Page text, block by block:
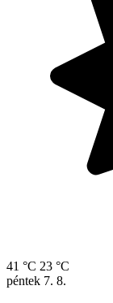
41 °C 23 °C
péntek 7. 8.